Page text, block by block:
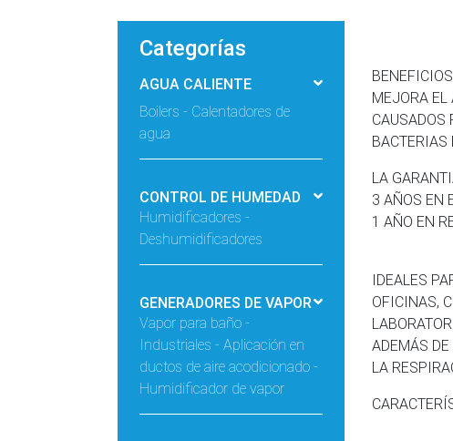
Categorías
AGUA CALIENTE
Boilers - Calentadores de
agua
CONTROL DE HUMEDAD
Humidificadores -
Deshumidificadores
GENERADORES DE VAPOR
Vapor para baño -
Industriales - Aplicación en
ductos de aire acodicionado -
Humidificador de vapor
MEJORA EL
CAUSADOS
BACTERIAS
LA
3 AÑOS EN
1 AÑO EN
IDEALES
OFICINAS,
ADEMÁS
LA